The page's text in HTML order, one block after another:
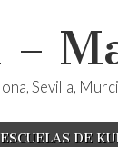
–
Sevilla,
ESCUELAS DE